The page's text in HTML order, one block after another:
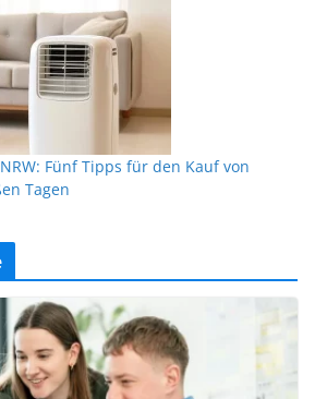
Fünf Tipps für den Kauf von
Tagen